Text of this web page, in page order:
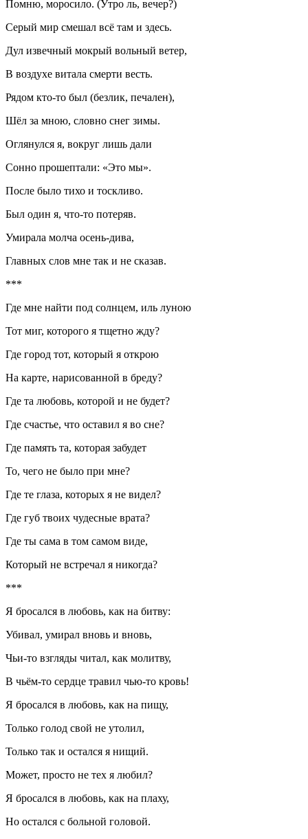
Помню, моросило. (Утро ль, вечер?)
Серый мир смешал всё там и здесь.
Дул извечный мокрый вольный ветер,
В воздухе витала смерти весть.
Рядом кто-то был (безлик, печален),
Шёл за мною, словно снег зимы.
Оглянулся я, вокруг лишь дали
Сонно прошептали: «Это мы».
После было тихо и тоскливо.
Был один я, что-то потеряв.
Умирала молча осень-дива,
Главных слов мне так и не сказав.
***
Где мне найти под солнцем, иль луною
Тот миг, которого я тщетно жду?
Где город тот, который я открою
На карте, нарисованной в бреду?
Где та любовь, которой и не будет?
Где счастье, что оставил я во сне?
Где память та, которая забудет
То, чего не было при мне?
Где те глаза, которых я не видел?
Где губ твоих чудесные врата?
Где ты сама в том самом виде,
Который не встречал я никогда?
***
Я бросался в любовь, как на битву:
Убивал, умирал вновь и вновь,
Чьи-то взгляды читал, как молитву,
В чьём-то сердце травил чью-то кровь!
Я бросался в любовь, как на пищу,
Только голод свой не утолил,
Только так и остался я нищий.
Может, просто не тех я любил?
Я бросался в любовь, как на плаху,
Но остался с больной головой.